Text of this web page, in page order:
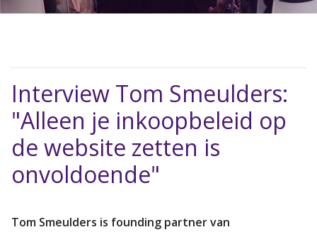
Interview Tom Smeulders:
"Alleen je inkoopbeleid op
de website zetten is
onvoldoende"
Tom Smeulders is founding partner van